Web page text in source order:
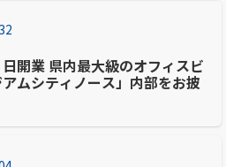
開業 県内最大級のオフィスビ
ムシティノース」内部をお披